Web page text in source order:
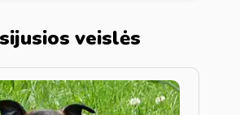
veislės